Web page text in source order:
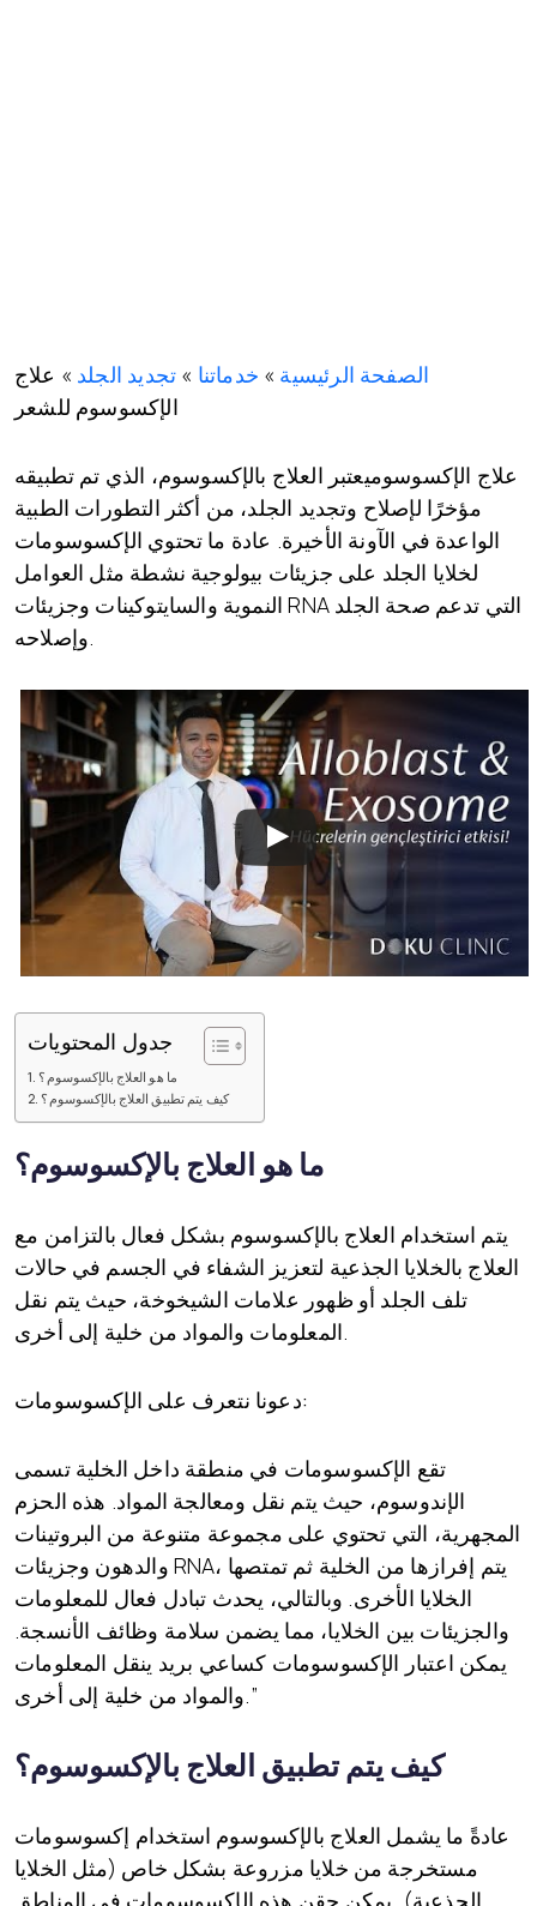
الصفحة الرئيسية » خدماتنا » تجديد الجلد » علاج
الإكسوسوم للشعر
علاج الإكسوسوميعتبر العلاج بالإكسوسوم، الذي تم تطبيقه
مؤخرًا لإصلاح وتجديد الجلد، من أكثر التطورات الطبية
الواعدة في الآونة الأخيرة. عادة ما تحتوي الإكسوسومات
لخلايا الجلد على جزيئات بيولوجية نشطة مثل العوامل
النموية والسايتوكينات وجزيئات RNA التي تدعم صحة الجلد
وإصلاحه.
جدول المحتويات
ما هو العلاج بالإكسوسوم؟
كيف يتم تطبيق العلاج بالإكسوسوم؟
ما هو العلاج بالإكسوسوم؟
يتم استخدام العلاج بالإكسوسوم بشكل فعال بالتزامن مع
العلاج بالخلايا الجذعية لتعزيز الشفاء في الجسم في حالات
تلف الجلد أو ظهور علامات الشيخوخة، حيث يتم نقل
دعونا نتعرف على الإكسوسومات:
تقع الإكسوسومات في منطقة داخل الخلية تسمى
الإندوسوم، حيث يتم نقل ومعالجة المواد. هذه الحزم
المجهرية، التي تحتوي على مجموعة متنوعة من البروتينات
والدهون وجزيئات RNA، يتم إفرازها من الخلية ثم تمتصها
الخلايا الأخرى. وبالتالي، يحدث تبادل فعال للمعلومات
والجزيئات بين الخلايا، مما يضمن سلامة وظائف الأنسجة.
يمكن اعتبار الإكسوسومات كساعي بريد ينقل المعلومات
والمواد من خلية إلى أخرى.”
كيف يتم تطبيق العلاج بالإكسوسوم؟
عادةً ما يشمل العلاج بالإكسوسوم استخدام إكسوسومات
مستخرجة من خلايا مزروعة بشكل خاص (مثل الخلايا
الجذعية). يمكن حقن هذه الإكسوسومات في المناطق